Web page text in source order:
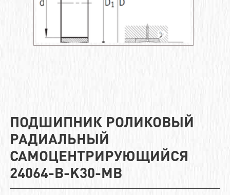
ПОДШИПНИК РОЛИКОВЫЙ
РАДИАЛЬНЫЙ
САМОЦЕНТРИРУЮЩИЙСЯ
24064-B-K30-MB